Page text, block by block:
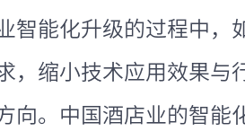
智能化升级的过程中，
，缩小技术应用效果与
向。中国酒店业的智能